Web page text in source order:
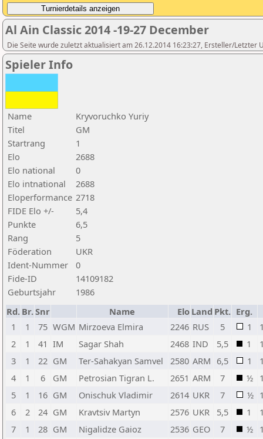
Al Ain Classic 2014 -19-27 December
Die Seite wurde zuletzt aktualisiert am 26.12.2014 16:23:27, Ersteller/Letzter
Spieler Info
Name
Kryvoruchko Yuriy
Titel
GM
Startrang
1
Elo
2688
Elo national
0
Elo intnational
2688
Eloperformance 2718
FIDE Elo +/-
5,4
Punkte
6,5
Rang
5
Föderation
UKR
Ident-Nummer
0
Fide-ID
14109182
Geburtsjahr
1986
Rd. Br.Snr Name Elo Land Pkt. Erg.
1
1 75 WGM Mirzoeva Elmira 2246 RUS 5 1
2
1 41 IM Sagar Shah 2468 IND 5,5 1
3
1 22 GM Ter-Sahakyan Samvel 2580 ARM 6,5 1
4
1 6 GM Petrosian Tigran L. 2651 ARM 7 ½
5
1 16 GM Onischuk Vladimir 2614 UKR 7 ½
6
2 24 GM Kravtsiv Martyn 2576 UKR 5,5 1
7
1 28 GM Nigalidze Gaioz 2536 GEO 7 ½